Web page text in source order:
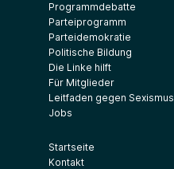
Programmdebatte
Parteiprogramm
Parteidemokratie
Politische Bildung
Die Linke hilft
Für Mitglieder
Leitfaden gegen Sexismus
Jobs
Startseite
Kontakt